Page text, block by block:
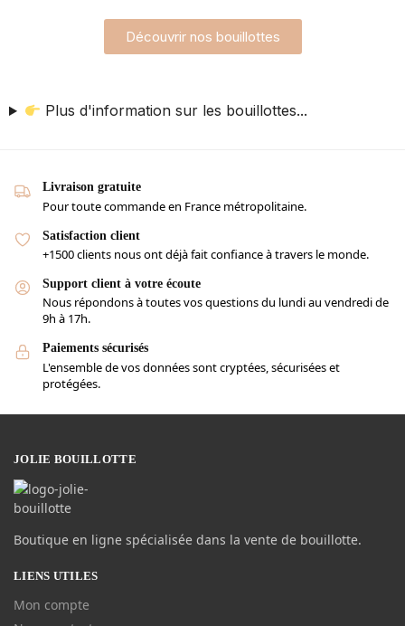
Découvrir nos bouillottes
Plus d'information sur les bouillottes...
Livraison gratuite
Pour toute commande en France métropolitaine.
Satisfaction client
+1500 clients nous ont déjà fait confiance à travers le monde.
Support client à votre écoute
Nous répondons à toutes vos questions du lundi au vendredi de
9h à 17h.
Paiements sécurisés
L'ensemble de vos données sont cryptées, sécurisées et
protégées.
JOLIE BOUILLOTTE
Boutique en ligne spécialisée dans la vente de bouillotte.
LIENS UTILES
Mon compte